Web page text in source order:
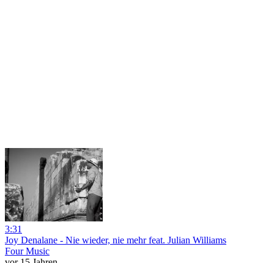
3:31
Joy Denalane - Nie wieder, nie mehr feat. Julian Williams
Four Music